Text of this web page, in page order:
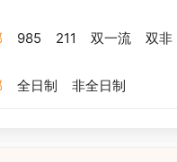
985 211 双一流 双非
全日制 非全日制